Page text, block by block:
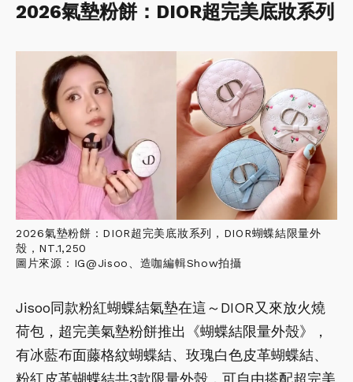
2026氣墊粉餅：DIOR超完美底妝系列
2026氣墊粉餅：DIOR超完美底妝系列，DIOR蝴蝶結限量外
殼，NT.1,250
圖片來源：IG@Jisoo、造咖編輯Show拍攝
Jisoo同款粉紅蝴蝶結氣墊在這～DIOR又來放火燒
荷包，超完美氣墊粉餅推出《蝴蝶結限量外殼》，
有冰藍布面藤格紋蝴蝶結、玫瑰白色皮革蝴蝶結、
粉紅皮革蝴蝶結共3款限量外殼，可自由搭配超完美